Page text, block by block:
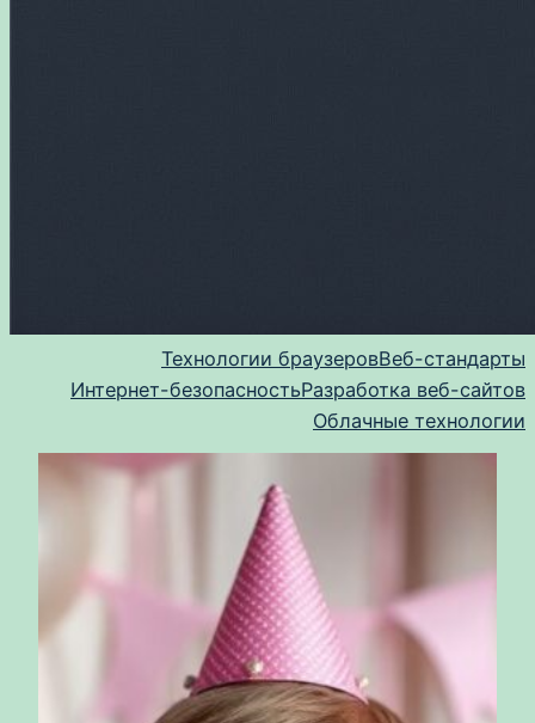
Технологии браузеровВеб-стандарты
Интернет-безопасностьРазработка веб-сайтов
Облачные технологии